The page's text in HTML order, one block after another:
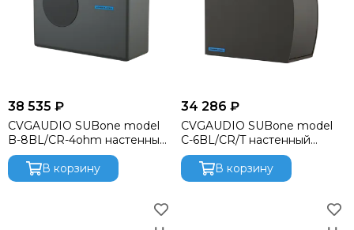
38 535 ₽
CVGAUDIO SUBone model
B-8BL/CR-4ohm настенный
сабвуфер, мощность
150W(RMS) / 300W(max)
В корзину
34 286 ₽
CVGAUDIO SUBone model
C-6BL/CR/T настенный
сабвуфер, мощность
70W/100VВ корзину